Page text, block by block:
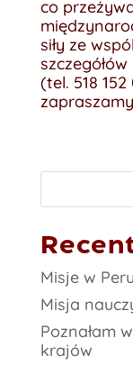
co
siły ze
(tel. 518
Misje w
Misja
Poznałam
krajów